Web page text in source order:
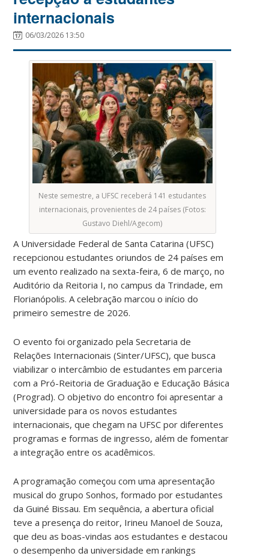
internacionais
06/03/2026 13:50
Neste semestre, a UFSC receberá 141 estudantes
internacionais, provenientes de 24 países (Fotos:
Gustavo Diehl/Agecom)
A Universidade Federal de Santa Catarina (UFSC)
recepcionou estudantes oriundos de 24 países em
um evento realizado na sexta-feira, 6 de março, no
Auditório da Reitoria I, no campus da Trindade, em
Florianópolis. A celebração marcou o início do
primeiro semestre de 2026.
O evento foi organizado pela Secretaria de
Relações Internacionais (Sinter/UFSC), que busca
viabilizar o intercâmbio de estudantes em parceria
com a Pró-Reitoria de Graduação e Educação Básica
(Prograd). O objetivo do encontro foi apresentar a
universidade para os novos estudantes
internacionais, que chegam na UFSC por diferentes
programas e formas de ingresso, além de fomentar
a integração entre os acadêmicos.
A programação começou com uma apresentação
musical do grupo Sonhos, formado por estudantes
da Guiné Bissau. Em sequência, a abertura oficial
teve a presença do reitor, Irineu Manoel de Souza,
que deu as boas-vindas aos estudantes e destacou
o desempenho da universidade em rankings